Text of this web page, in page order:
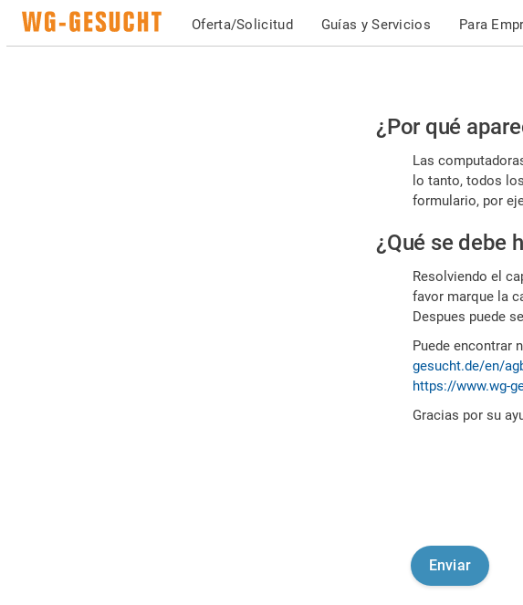
Oferta/Solicitud Guías y Servicios Para
Por
favor,
confirme
es
humano
¿Por qué
Las
lo tanto, todos
formulario, por
¿Qué se debe
Resolviendo el
favor marque la
Despues puede
Puede encontrar
gesucht.de/en/
https://www.wg-
Gracias por su